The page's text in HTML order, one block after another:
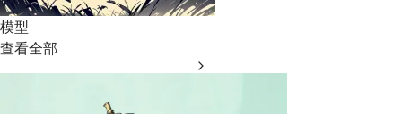
模型
查看全部